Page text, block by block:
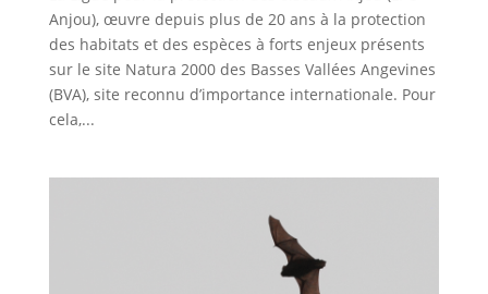
Anjou), œuvre depuis plus de 20 ans à la protection
des habitats et des espèces à forts enjeux présents
sur le site Natura 2000 des Basses Vallées Angevines
(BVA), site reconnu d’importance internationale. Pour
cela,...